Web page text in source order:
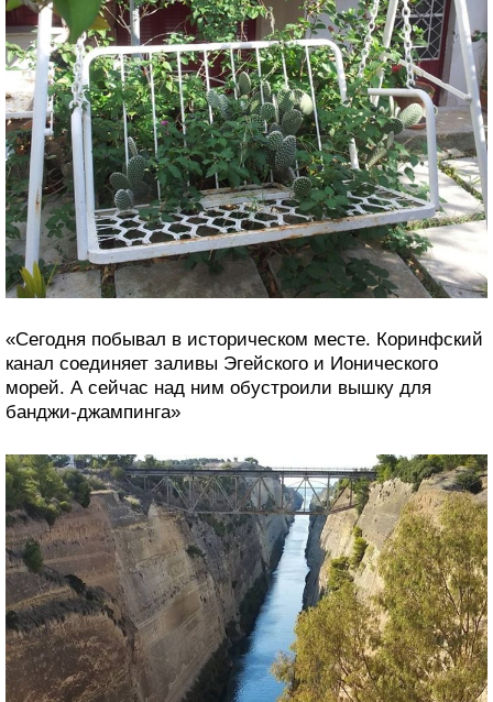
«Сегодня побывал в историческом месте. Коринфский
канал соединяет заливы Эгейского и Ионического
морей. А сейчас над ним обустроили вышку для
банджи-джампинга»